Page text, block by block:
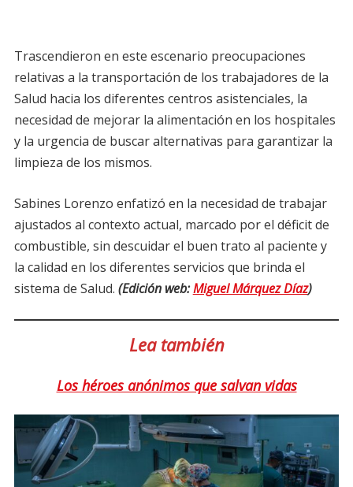
Trascendieron en este escenario preocupaciones
relativas a la transportación de los trabajadores de la
Salud hacia los diferentes centros asistenciales, la
necesidad de mejorar la alimentación en los hospitales
y la urgencia de buscar alternativas para garantizar la
limpieza de los mismos.
Sabines Lorenzo enfatizó en la necesidad de trabajar
ajustados al contexto actual, marcado por el déficit de
combustible, sin descuidar el buen trato al paciente y
la calidad en los diferentes servicios que brinda el
sistema de Salud. (Edición web:Miguel Márquez Díaz)
Lea también
Los héroes anónimos que salvan vidas